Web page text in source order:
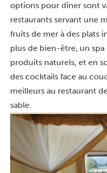
options pour dîner sont
restaurants servant une
fruits de mer à des plats
plus de bien-être, un
produits naturels, et en
des cocktails face au
meilleurs au restaurant
sable.